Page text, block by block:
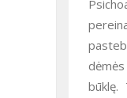
Psichoanalizėje vienas iš žmogaus kūno simbolių yra namas. Todėl, kai sapne jūs klajojate per skirtingus kambarius,
būklę.